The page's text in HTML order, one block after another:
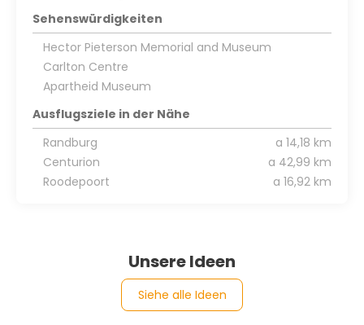
Sehenswürdigkeiten
Hector Pieterson Memorial and Museum
Carlton Centre
Apartheid Museum
Ausflugsziele in der Nähe
Randburg
a 14,18 km
Centurion
a 42,99 km
Roodepoort
a 16,92 km
Unsere Ideen
Siehe alle Ideen